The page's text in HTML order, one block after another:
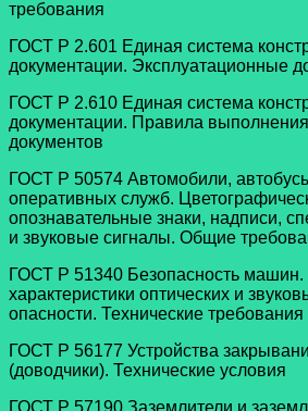
требования
ГОСТ Р 2.601 Единая система
документации. Эксплуатационные
ГОСТ Р 2.610 Единая система
документации. Правила
документов
ГОСТ Р 50574 Автомобили,
оперативных служб.
опознавательные знаки, надписи,
и звуковые сигналы. Общие
ГОСТ Р 51340 Безопасность
характеристики оптических и
опасности. Технические
ГОСТ Р 56177 Устройства
(доводчики). Технические условия